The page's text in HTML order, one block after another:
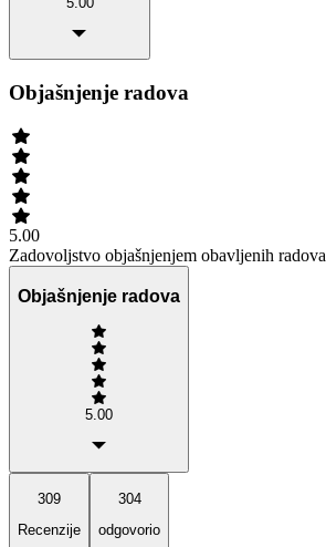
Objašnjenje radova
5.00
Zadovoljstvo objašnjenjem obavljenih radova
Objašnjenje radova
5.00
309
Recenzije
304
odgovorio